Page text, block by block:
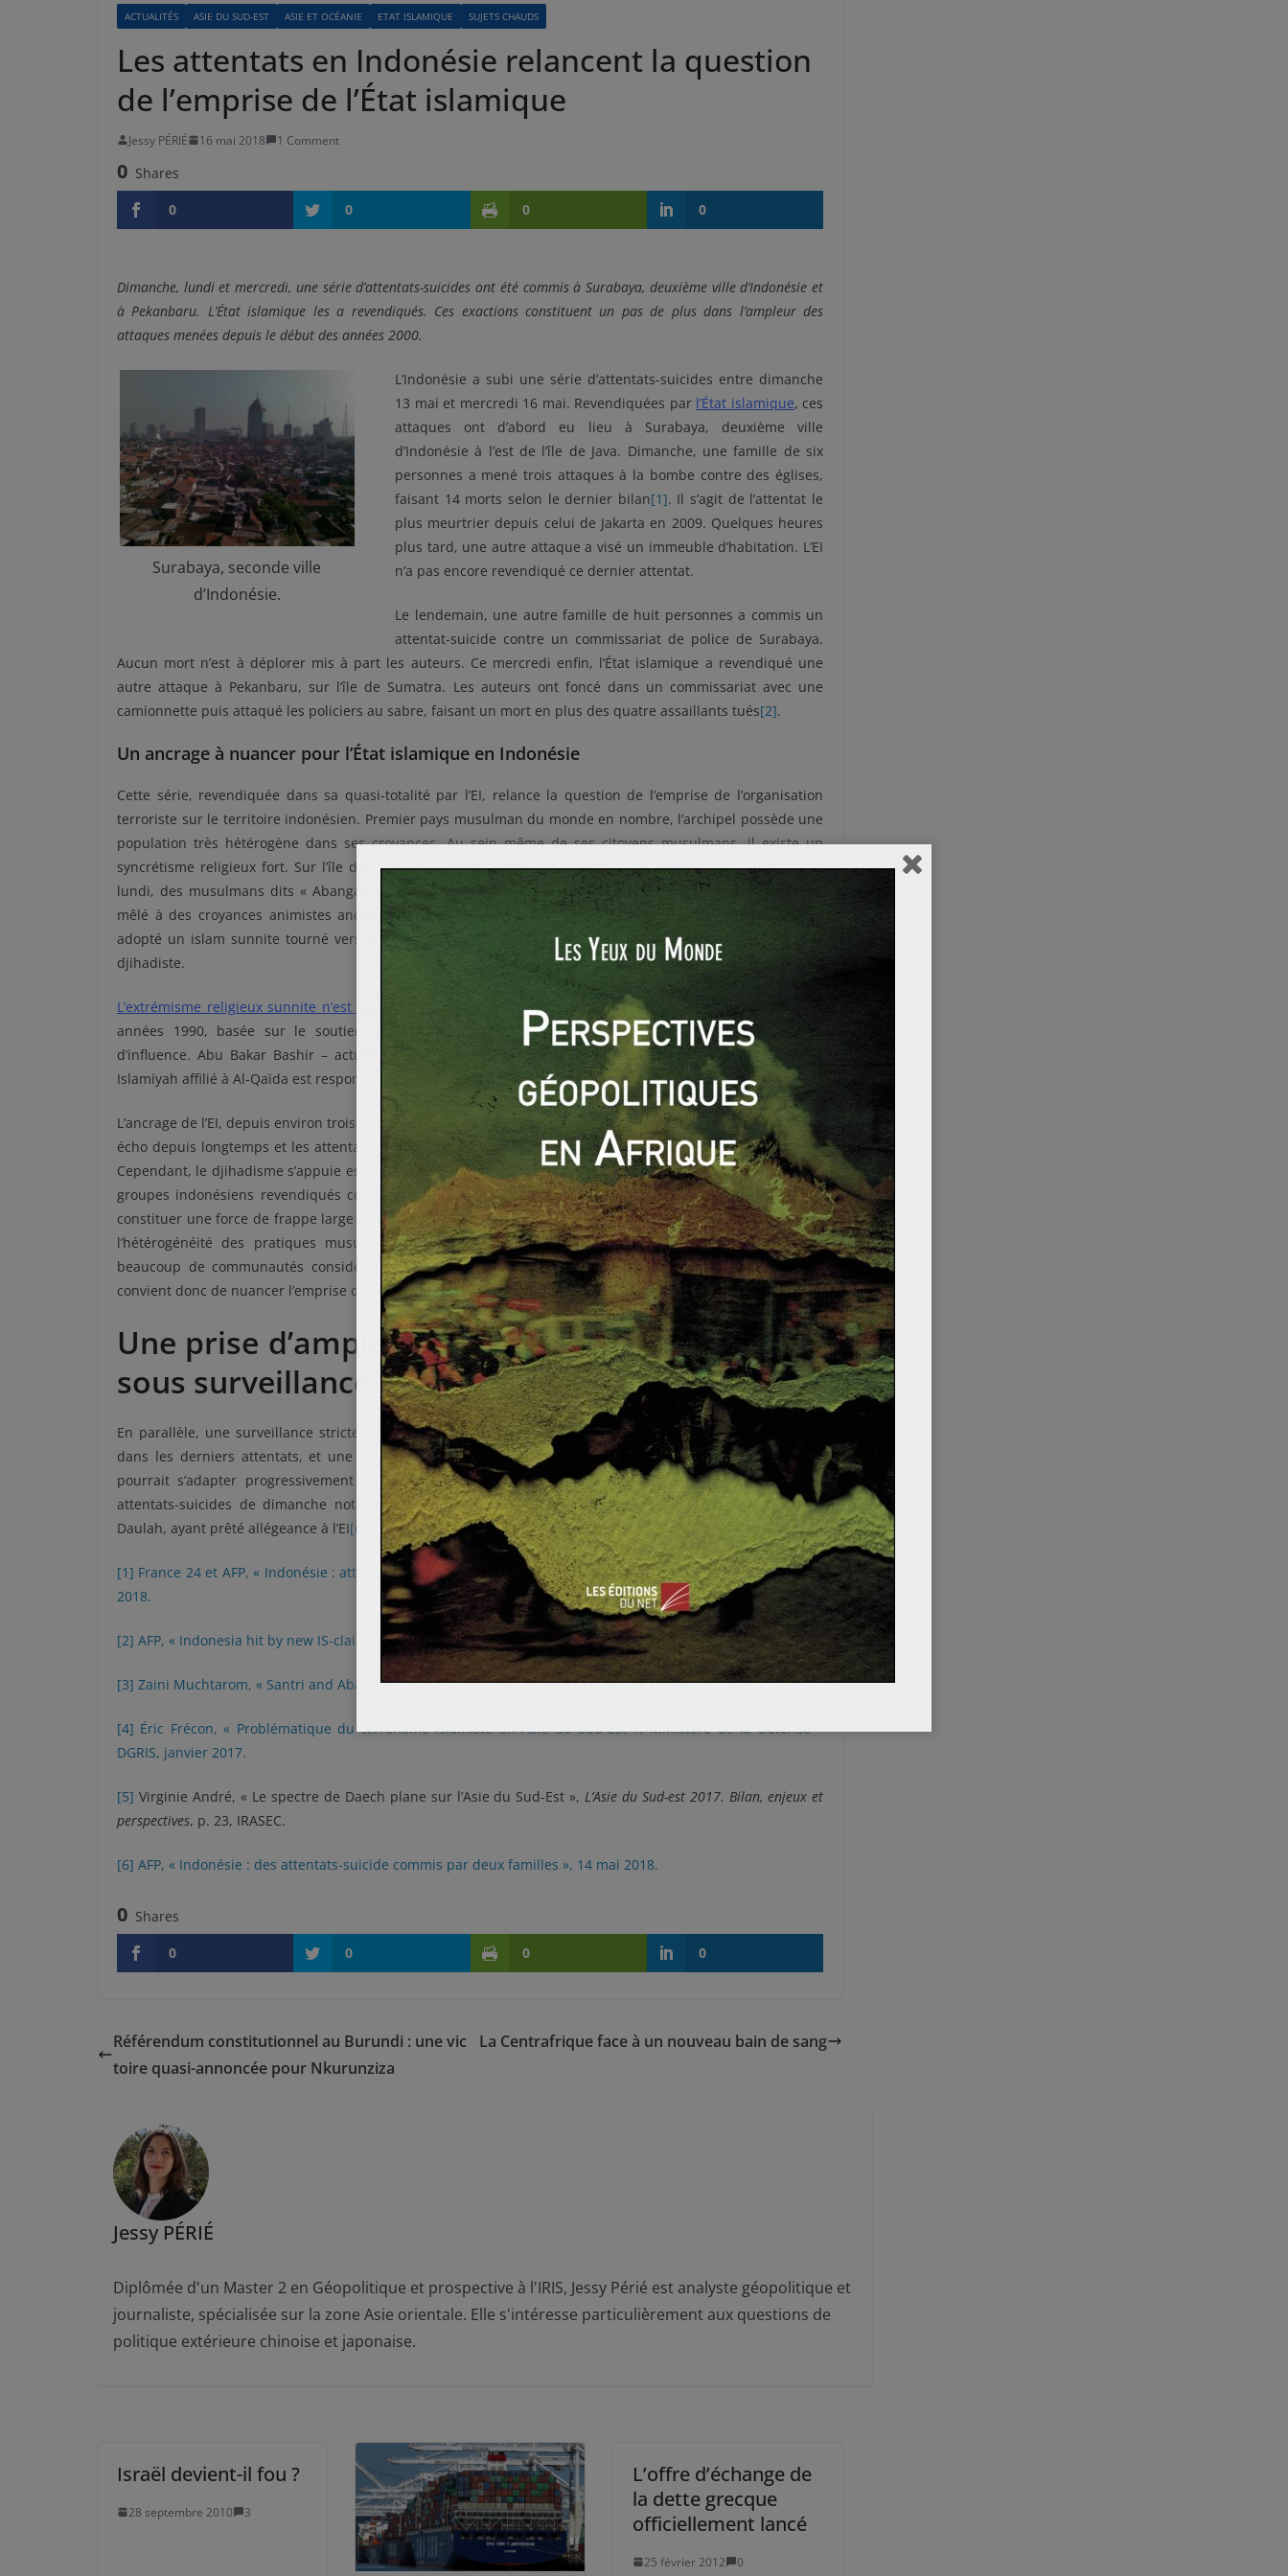
ACTUALITÉS ASIE DU SUD-EST ASIE ET OCÉANIE ETAT ISLAMIQUE SUJETS CHAUDS
Les attentats en Indonésie relancent la question
de l’emprise de l’État islamique
Jessy PÉRIÉ 16 mai 2018 1 Comment
0 Shares
0
0 0 0
Dimanche, lundi et mercredi, une série d’attentats-suicides ont été commis à Surabaya, deuxième ville d’Indonésie et
à Pekanbaru. L’État islamique les a revendiqués. Ces exactions constituent un pas de plus dans l’ampleur des
attaques menées depuis le début des années 2000.
Surabaya, seconde ville
d’Indonésie.
L’Indonésie a subi une série d’attentats-suicides entre dimanche
13 mai et mercredi 16 mai. Revendiquées par l’État islamique, ces
attaques ont d’abord eu lieu à Surabaya, deuxième ville
d’Indonésie à l’est de l’île de Java. Dimanche, une famille de six
personnes a mené trois attaques à la bombe contre des églises,
faisant 14 morts selon le dernier bilan[1]. Il s’agit de l’attentat le
plus meurtrier depuis celui de Jakarta en 2009. Quelques heures
plus tard, une autre attaque a visé un immeuble d’habitation. L’EI
n’a pas encore revendiqué ce dernier attentat.
Le lendemain, une autre famille de huit personnes a commis un
attentat-suicide contre un commissariat de police de Surabaya.
Aucun mort n’est à déplorer mis à part les auteurs. Ce mercredi enfin, l’État islamique a revendiqué une
autre attaque à Pekanbaru, sur l’île de Sumatra. Les auteurs ont foncé dans un commissariat avec une
camionnette puis attaqué les policiers au sabre, faisant un mort en plus des quatre assaillants tués[2].
Un ancrage à nuancer pour l’État islamique en Indonésie
Cette série, revendiquée dans sa quasi-totalité par l’EI, relance la question de l’emprise de l’organisation
terroriste sur le territoire indonésien. Premier pays musulman du monde en nombre, l’archipel possède une
population très hétérogène dans ses croyances. Au sein même de ses citoyens musulmans, il existe un
syncrétisme religieux fort. Sur l’île de Java par exemple, où se sont déroulés les attentats de dimanche et
lundi, des musulmans dits « Abangan » cohabitent avec des « Santri ». Les premiers pratiquent un islam
mêlé à des croyances animistes anciennes, tandis que les seconds sont détachés du polythéisme et ont
adopté un islam sunnite tourné vers le Moyen-Orient
[3]
. Cette diversité freine la propagation du discours
djihadiste.
L’extrémisme religieux sunnite n’est pas nouveau en Indonésie. La stratégie politique de Soeharto
années 1990, basée sur le soutien des leaders musulmans, a favorisé le retour d’exil d’extrémistes
d’influence. Abu Bakar Bashir – actuellement en prison – fait partie de ceux-là. Son mouvement Jemaah
Islamiyah affilié à Al-Qaïda est responsable des attentats de Bali de 2002 et de Jakarta en 2009.
L’ancrage de l’EI, depuis environ trois ans, doit donc être sérieusement considéré. L’extrémisme religieux a un
écho depuis longtemps et les attentats prennent une nouvelle envergure depuis le début des années 2000.
Cependant, le djihadisme s’appuie essentiellement sur une
instabilité sociale et politiquelocale. De plus, les
groupes indonésiens revendiqués comme pro-EI ne possèdent pas d’expérience de combat aguerrie pour
constituer une force de frappe large actuellement[ 4 ]. Il faut enfin ajouter, comme mentionné plus haut, que
l’hétérogénéité des pratiques musulmanes complique la propagation du discours de l’État islamique,
beaucoup de communautés considérant comme inconcevable de s’attaquer à d’autres musulmans
. Il
convient donc de nuancer l’emprise de l’EI sur l’Indonésie aujourd’hui, qui n’est pas véritablement structurée.
Une prise d’ampleur de l’EI à garder néanmoins
sous surveillance
En parallèle, une surveillance stricte est à maintenir. On constate une prise d’ampleur et de coordination
dans les derniers attentats, et une communication accrue de l’EI en langue indonésienne. L’organisation
pourrait s’adapter progressivement au terrain local et améliorer les compétences de ses effectifs. Les
attentats-suicides de dimanche notamment ont été commis par un mouvement local, Jamaah Ansharut
Daulah, ayant prêté allégeance à l’EI[6]
[1] France 24 et AFP, « Indonésie : attentat suicide à Surabaya contre une base de police », France 24, 14 mai
2018.
[2] AFP, « Indonesia hit by new IS-claimed attack after suicide bombings », 16 mai 2018.
[3] Zaini Muchtarom, « Santri and Abangan in Java », thèse soutenue à l’Université McGill, 1975.
[4] Éric Frécon, « Problématique du terrorisme islamiste en Asie du Sud-Est », Ministère de la Défense –
DGRIS, janvier 2017.
[5] Virginie André, « Le spectre de Daech plane sur l’Asie du Sud-Est », L’Asie du Sud-est 2017. Bilan, enjeux et
perspectives, p. 23, IRASEC.
[6] AFP, « Indonésie : des attentats-suicide commis par deux familles », 14 mai 2018.
0 Shares
0
0 0 0
Référendum constitutionnel au Burundi : une vic
toire quasi-annoncée pour Nkurunziza
La Centrafrique face à un nouveau bain de sang
Jessy PÉRIÉ
Diplômée d'un Master 2 en Géopolitique et prospective à l'IRIS, Jessy Périé est analyste géopolitique et
journaliste, spécialisée sur la zone Asie orientale. Elle s'intéresse particulièrement aux questions de
politique extérieure chinoise et japonaise.
Israël devient-il fou ?
28 septembre 2010 3
L’offre d’échange de
la dette grecque
officiellement lancé
25 février 2012 0